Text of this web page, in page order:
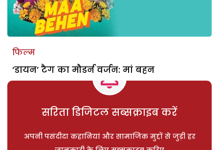
फिल्म
‘डायन’ टैग का मौडर्न वर्जन: मां बहन
सरिता डिजिटल सब्सक्राइब करें
अपनी पसंदीदा कहानियां और सामाजिक मुद्दों से जुड़ी हर